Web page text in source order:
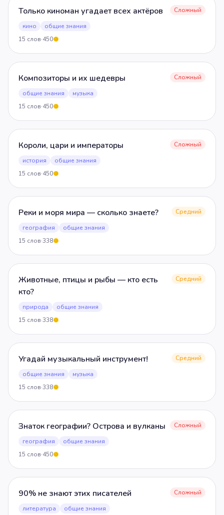
Только киноман угадает всех актёров
Сложный
кино
общие знания
15 слов·450
Композиторы и их шедевры
Сложный
общие знания
музыка
15 слов·450
Короли, цари и императоры
Сложный
история
общие знания
15 слов·450
Реки и моря мира — сколько знаете?
Средний
география
общие знания
15 слов·338
Животные, птицы и рыбы — кто есть
кто?
Средний
природа
общие знания
15 слов·338
Угадай музыкальный инструмент!
Средний
общие знания
музыка
15 слов·338
Знаток географии? Острова и вулканы
Сложный
география
общие знания
15 слов·450
90% не знают этих писателей
Сложный
литература
общие знания